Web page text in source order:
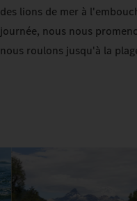
des lions de mer à
journée, nous nous
nous roulons jusqu'à la